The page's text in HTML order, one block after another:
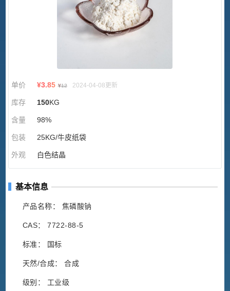
单价 ¥3.85 ¥12 2024-04-08更新
库存 150KG
含量 98%
包装 25KG/牛皮纸袋
外观 白色结晶
基本信息
产品名称： 焦磷酸钠
CAS： 7722-88-5
标准： 国标
天然/合成： 合成
级别： 工业级